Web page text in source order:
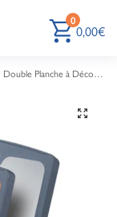
0
0,00€
Double Planche à Découper en Bois et en Acier Inoxydable
🔍